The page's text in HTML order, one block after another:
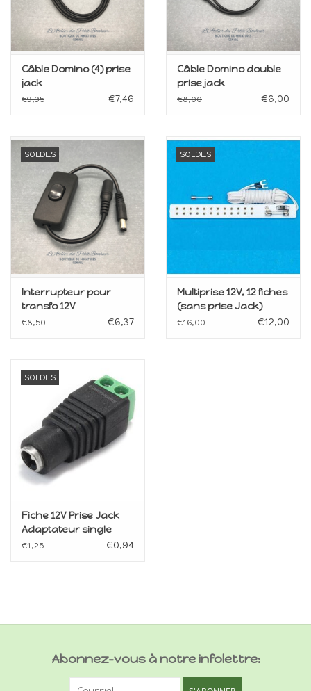
Câble Domino (4) prise
jack
€9,95 €7,46
Câble Domino double
prise jack
€8,00 €6,00
SOLDES
Interrupteur pour
transfo 12V
€8,50 €6,37
SOLDES
Multiprise 12V, 12 fiches
(sans prise Jack)
€16,00 €12,00
SOLDES
Fiche 12V Prise Jack
Adaptateur single
(Femelle)
€1,25 €0,94
Abonnez-vous à notre infolettre: